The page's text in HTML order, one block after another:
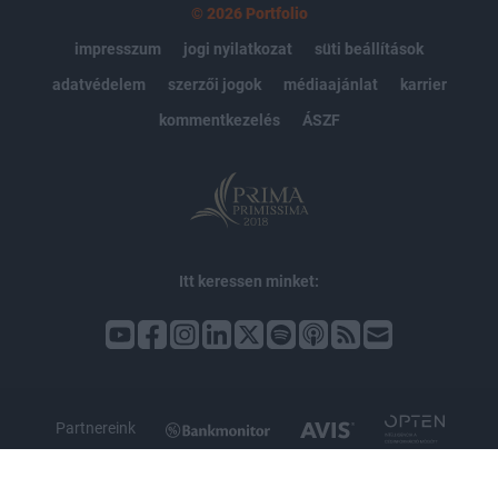
© 2026 Portfolio
impresszum
jogi nyilatkozat
süti beállítások
adatvédelem
szerzői jogok médiaajánlat
karrier
kommentkezelés
ÁSZF
Itt keressen minket:
Partnereink